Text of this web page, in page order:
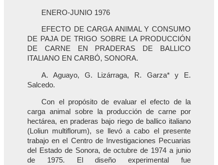
ENERO-JUNIO 1976
EFECTO DE CARGA ANIMAL Y CONSUMO
DE PAJA DE TRIGO SOBRE LA PRODUCCIÓN
DE CARNE EN PRADERAS DE BALLICO
ITALIANO EN CARBÓ, SONORA.
A. Aguayo, G. Lizárraga, R. Garza* y E.
Salcedo.
Con el propósito de evaluar el efecto de la
carga animal sobre la producción de carne por
hectárea, en praderas bajo riego de ballico italiano
(Loliun multiflorum), se llevó a cabo el presente
trabajo en el Centro de Investigaciones Pecuarias
del Estado de Sonora, de octubre de 1974 a junio
de 1975. El diseño experimental fue